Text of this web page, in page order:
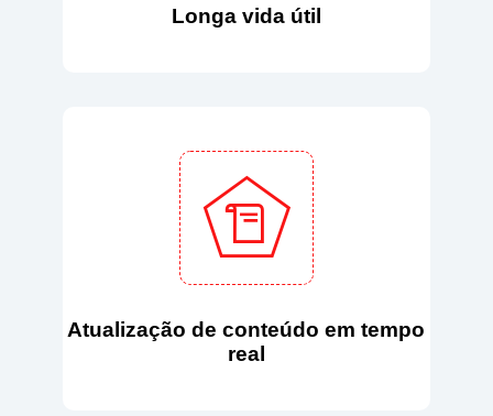
Longa vida útil
Atualização de conteúdo em tempo
real